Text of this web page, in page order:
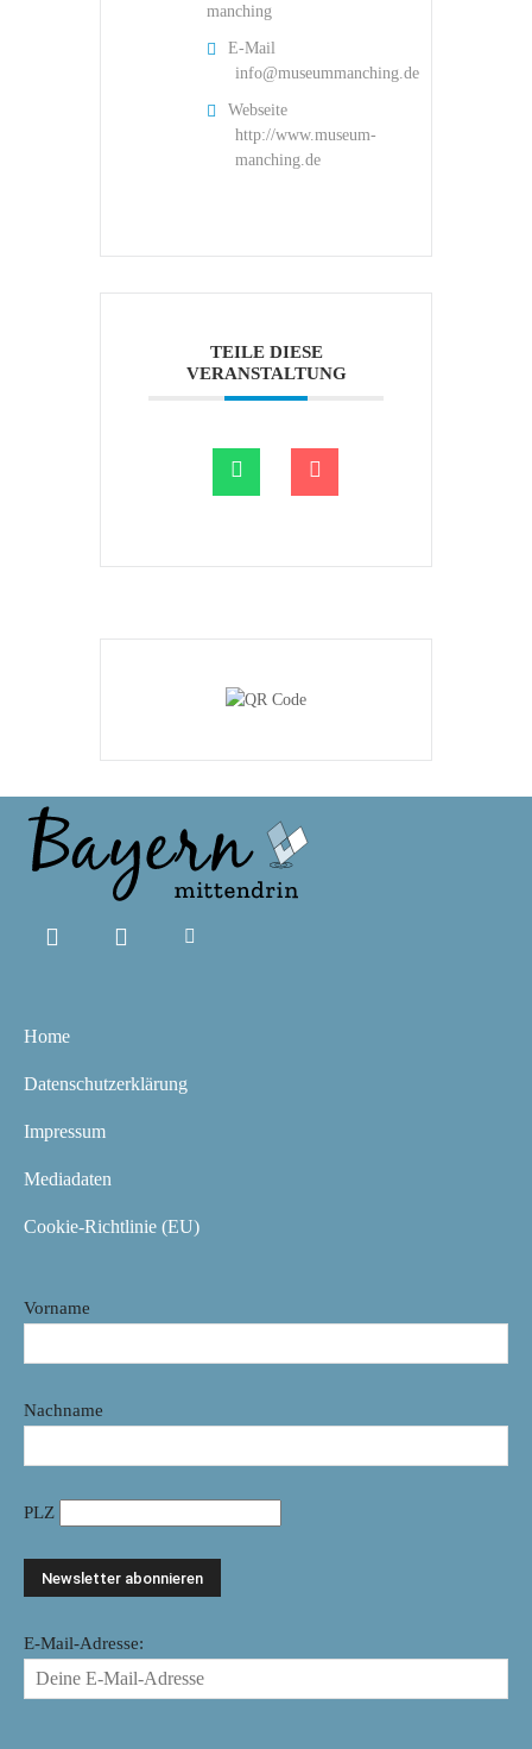
manching
E-Mail
info@museummanching.de
Webseite
http://www.museum-
manching.de
TEILE DIESE
VERANSTALTUNG
Home
Datenschutzerklärung
Impressum
Mediadaten
Cookie-Richtlinie (EU)
Vorname
Nachname
PLZ
E-Mail-Adresse: